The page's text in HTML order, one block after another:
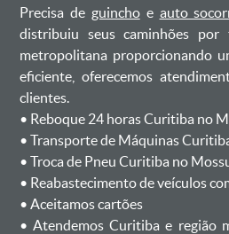
Precisa de guinchoe auto
distribuiu seus caminhões
metropolitana proporcionando
eficiente, oferecemos
clientes.
ㅤㅤ• Reboque 24 horas Curitiba no
ㅤㅤ• Transporte de Máquinas
ㅤㅤ• Troca de Pneu Curitiba no
ㅤㅤ• Reabastecimento de veículos
ㅤㅤ• Aceitamos cartões
ㅤㅤ• Atendemos Curitiba e